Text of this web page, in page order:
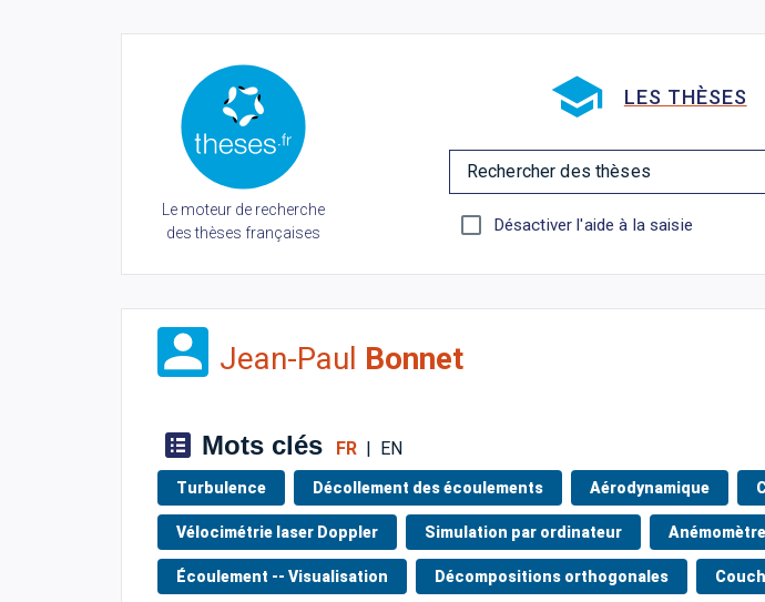
Le moteur de recherche
des thèses françaises
LES THÈSES
Rechercher des thèses
Désactiver l'aide à la saisie
Jean-Paul Bonnet
Mots clés FR | EN
Turbulence Décollement des écoulements Aérodynamique
Vélocimétrie laser Doppler Simulation par ordinateur
Écoulement -- Visualisation Décompositions orthogonales